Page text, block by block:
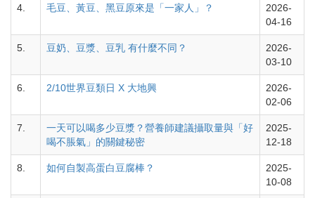
4. 毛豆、黃豆、黑豆原來是「一家人」？
2026-
04-16
5. 豆奶、豆漿、豆乳 有什麼不同？
2026-
03-10
6. 2/10世界豆類日 X 大地興
2026-
02-06
7.
一天可以喝多少豆漿？營養師建議攝取量與「好
喝不脹氣」的關鍵秘密
2025-
12-18
8. 如何自製高蛋白豆腐棒？
2025-
10-08